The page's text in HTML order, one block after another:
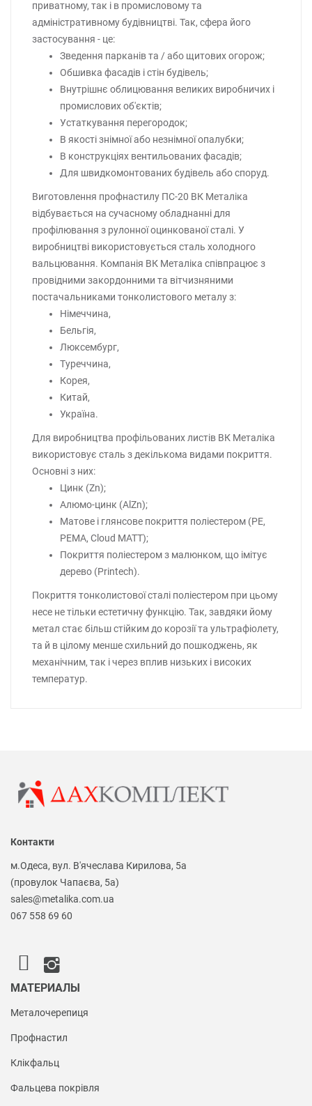
приватному, так і в промисловому та
адміністративному будівництві. Так, сфера його
застосування - це:
Зведення парканів та / або щитових огорож;
Обшивка фасадів і стін будівель;
Внутрішнє облицювання великих виробничих і
промислових об'єктів;
Устаткування перегородок;
В якості знімної або незнімної опалубки;
В конструкціях вентильованих фасадів;
Для швидкомонтованих будівель або споруд.
Виготовлення профнастилу ПС-20 ВК Металіка
відбувається на сучасному обладнанні для
профілювання з рулонної оцинкованої сталі. У
виробництві використовується сталь холодного
вальцювання. Компанія ВК Металіка співпрацює з
провідними закордонними та вітчизняними
постачальниками тонколистового металу з:
Німеччина,
Бельгія,
Люксембург,
Туреччина,
Корея,
Китай,
Україна.
Для виробництва профільованих листів ВК Металіка
використовує сталь з декількома видами покриття.
Основні з них:
Цинк (Zn);
Алюмо-цинк (AlZn);
Матове і глянсове покриття поліестером (PE,
PEMA, Cloud MATT);
Покриття поліестером з малюнком, що імітує
дерево (Printech).
Покриття тонколистової сталі поліестером при цьому
несе не тільки естетичну функцію. Так, завдяки йому
метал стає більш стійким до корозії та ультрафіолету,
та й в цілому менше схильний до пошкоджень, як
механічним, так і через вплив низьких і високих
температур.
Контакти
м.Одеса, вул. В'ячеслава Кирилова, 5а
(провулок Чапаєва, 5а)
sales@metalika.com.ua
067 558 69 60
МАТЕРИАЛЫ
Металочерепиця
Профнастил
Клікфальц
Фальцева покрівля